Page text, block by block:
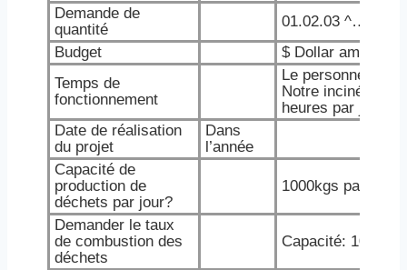
Demande de
quantité
01.02.03 ^… unité
Budget
$ Dollar
Temps de
fonctionnement
Le personnel
Notre
heures par jour.
Date de réalisation
du projet
Dans
l’année
Capacité de
production de
déchets par jour?
1000kgs par jour ^
Demander le taux
de combustion des
déchets
Capacité: 100kgs